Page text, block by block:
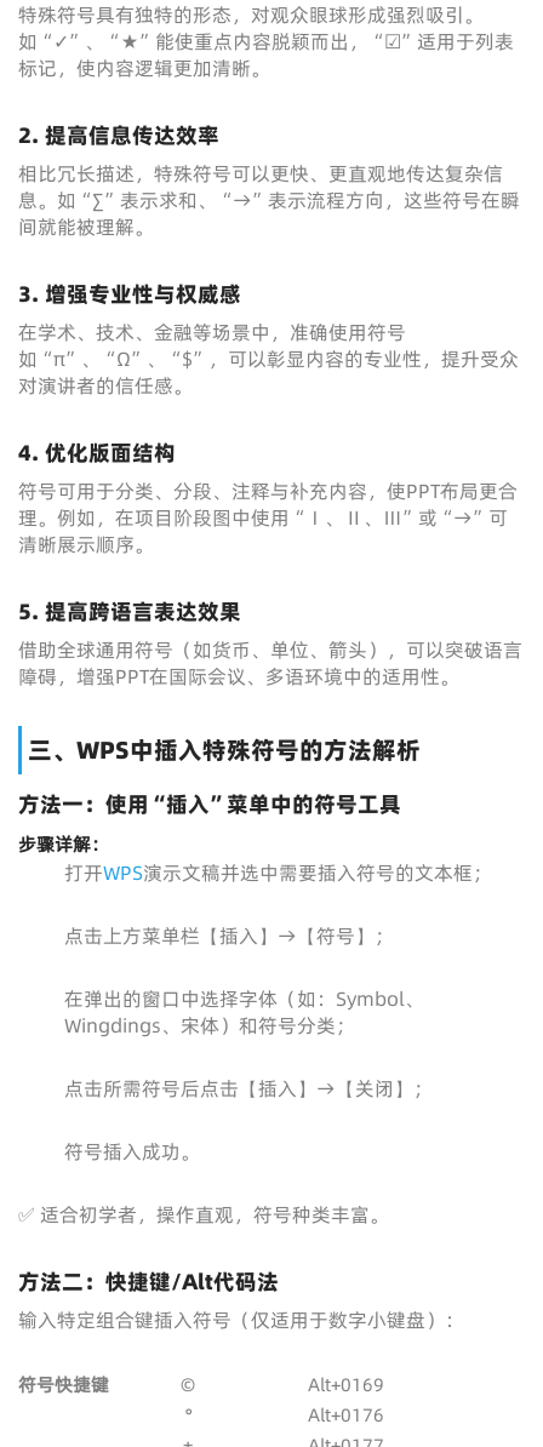
特殊符号具有独特的形态，对观众眼球形成强烈吸引。
如“✓”、“★”能使重点内容脱颖而出，“☑”适用于列表
标记，使内容逻辑更加清晰。
2. 提高信息传达效率
相比冗长描述，特殊符号可以更快、更直观地传达复杂信
息。如“∑”表示求和、“→”表示流程方向，这些符号在瞬
间就能被理解。
3. 增强专业性与权威感
在学术、技术、金融等场景中，准确使用符号
如“π”、“Ω”、“$”，可以彰显内容的专业性，提升受众
对演讲者的信任感。
4. 优化版面结构
符号可用于分类、分段、注释与补充内容，使PPT布局更合
理。例如，在项目阶段图中使用“Ⅰ、Ⅱ、Ⅲ”或“→”可
清晰展示顺序。
5. 提高跨语言表达效果
借助全球通用符号（如货币、单位、箭头），可以突破语言
障碍，增强PPT在国际会议、多语环境中的适用性。
三、WPS中插入特殊符号的方法解析
方法一：使用“插入”菜单中的符号工具
步骤详解：
打开WPS演示文稿并选中需要插入符号的文本框；
点击上方菜单栏【插入】→【符号】；
在弹出的窗口中选择字体（如：Symbol、
Wingdings、宋体）和符号分类；
点击所需符号后点击【插入】→【关闭】；
符号插入成功。
✅ 适合初学者，操作直观，符号种类丰富。
方法二：快捷键/Alt代码法
输入特定组合键插入符号（仅适用于数字小键盘）：
符号快捷键 ©
Alt+0169
°
Alt+0176